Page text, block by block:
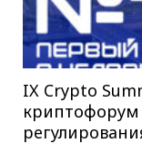
IX Crypto
криптофорум